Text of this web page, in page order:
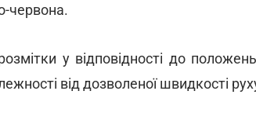
червона.
у відповідності до
від дозволеної швидкості